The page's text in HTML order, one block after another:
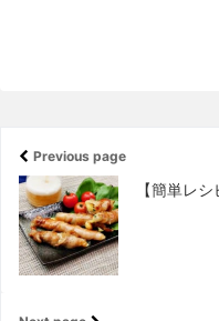
Previous page
【簡単レ